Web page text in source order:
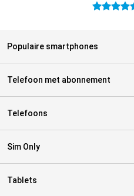
4.5 sterren
Populaire smartphones
Telefoon met abonnement
Telefoons
Sim Only
Tablets